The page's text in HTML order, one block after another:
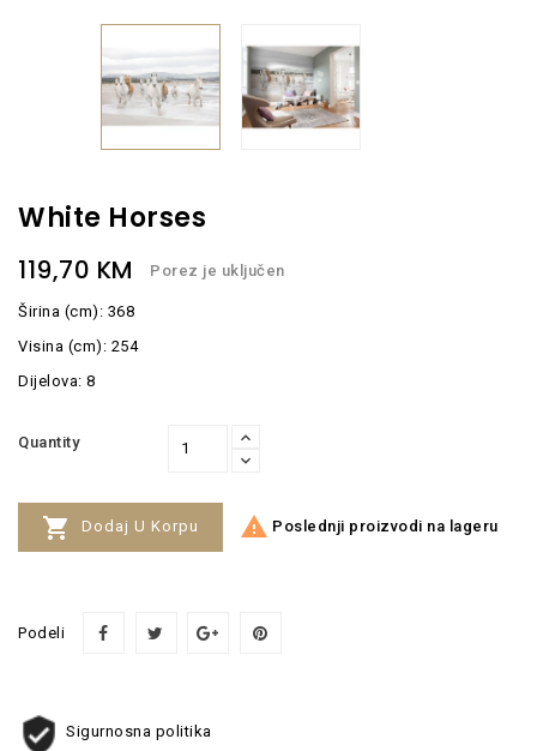
White Horses
119,70 KM Porez je uključen
Širina (cm): 368
Visina (cm): 254
Dijelova: 8
Quantity
 Dodaj U Korpu  Poslednji proizvodi na lageru
Podeli
Sigurnosna politika